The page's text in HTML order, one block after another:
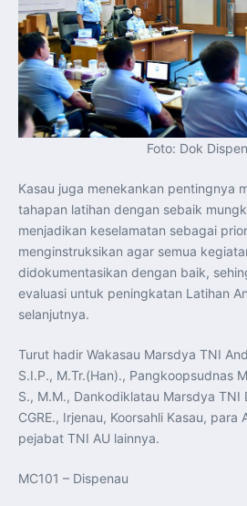
Foto: Dok
Kasau juga menekankan pentingnya
tahapan latihan dengan sebaik
menjadikan keselamatan sebagai
menginstruksikan agar semua
didokumentasikan dengan baik,
evaluasi untuk peningkatan Latihan
selanjutnya.
Turut hadir Wakasau Marsdya TNI
S.I.P., M.Tr.(Han)., Pangkoopsudnas
S., M.M., Dankodiklatau Marsdya TNI
CGRE., Irjenau, Koorsahli Kasau, para
pejabat TNI AU lainnya.
MC101 – Dispenau